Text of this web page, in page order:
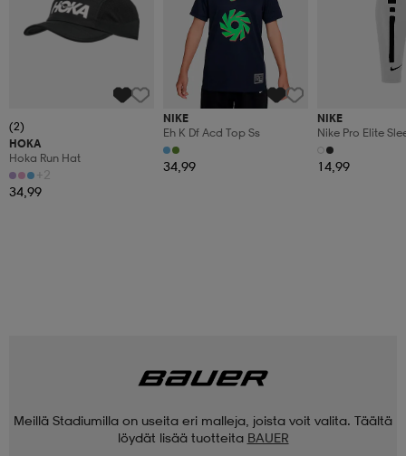
(2)
HOKA
Hoka Run Hat
+2
34,99
NIKE
Eh K Df Acd Top Ss
34,99
NIKE
Nike Pro Elite
14,99
Meillä Stadiumilla on useita eri malleja, joista voit valita. Täältä
löydät lisää tuotteita BAUER